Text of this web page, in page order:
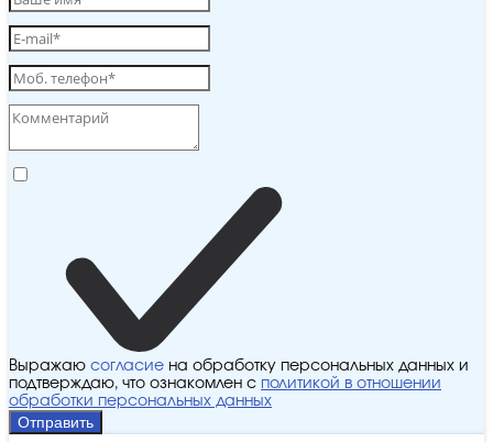
Выражаю согласие на обработку персональных данных и
подтверждаю, что ознакомлен с политикой в отношении
обработки персональных данных
Отправить